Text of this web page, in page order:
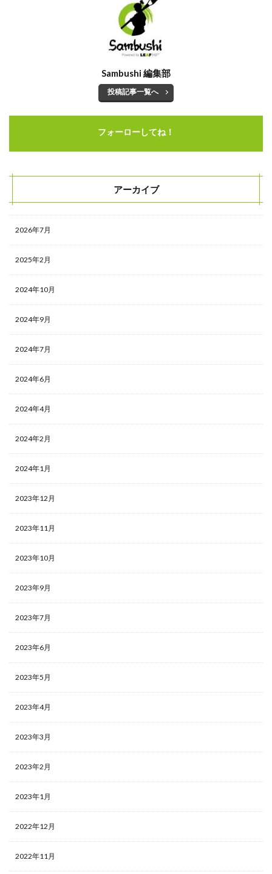
Sambushi 編集部
投稿記事一覧へ
フォーローしてね！
アーカイブ
2026年7月
2025年2月
2024年10月
2024年9月
2024年7月
2024年6月
2024年4月
2024年2月
2024年1月
2023年12月
2023年11月
2023年10月
2023年9月
2023年7月
2023年6月
2023年5月
2023年4月
2023年3月
2023年2月
2023年1月
2022年12月
2022年11月